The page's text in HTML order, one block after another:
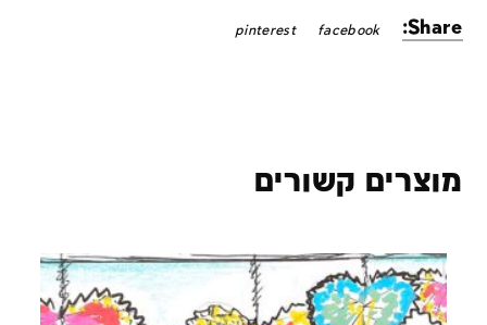
Share:
facebook
pinterest
מוצרים קשורים